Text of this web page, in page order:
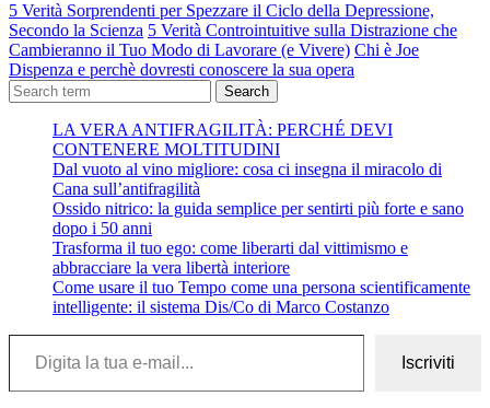
5 Verità Sorprendenti per Spezzare il Ciclo della Depressione,
Secondo la Scienza 5 Verità Controintuitive sulla Distrazione che
Cambieranno il Tuo Modo di Lavorare (e Vivere) Chi è Joe
Dispenza e perchè dovresti conoscere la sua opera
Search
LA VERA ANTIFRAGILITÀ: PERCHÉ DEVI
CONTENERE MOLTITUDINI
Dal vuoto al vino migliore: cosa ci insegna il miracolo di
Cana sull’antifragilità
Ossido nitrico: la guida semplice per sentirti più forte e sano
dopo i 50 anni
Trasforma il tuo ego: come liberarti dal vittimismo e
abbracciare la vera libertà interiore
Come usare il tuo Tempo come una persona scientificamente
intelligente: il sistema Dis/Co di Marco Costanzo
Digita la tua e-mail...
Iscriviti